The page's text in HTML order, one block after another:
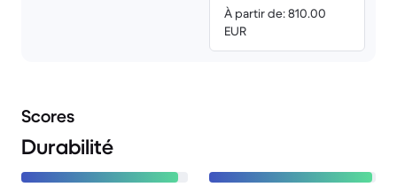
À partir de: 810.00
EUR
Scores
Durabilité